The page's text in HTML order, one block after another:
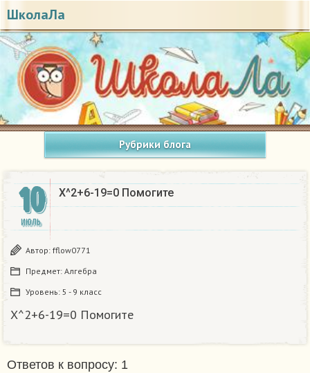
ШколаЛа
Рубрики блога
10
ИЮЛЬ
X^2+6-19=0 Помогите
Автор: fflow0771
Предмет: Алгебра
Уровень: 5 - 9 класс
X^2+6-19=0 Помогите
Ответов к вопросу: 1